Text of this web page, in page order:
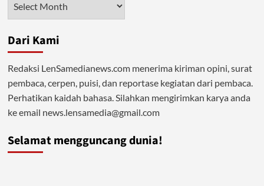
Dari Kami
Redaksi LenSamedianews.com menerima kiriman opini, surat
pembaca, cerpen, puisi, dan reportase kegiatan dari pembaca.
Perhatikan kaidah bahasa. Silahkan mengirimkan karya anda
ke email news.lensamedia@gmail.com
Selamat mengguncang dunia!